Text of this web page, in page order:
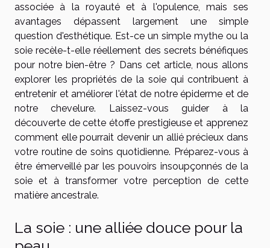
associée à la royauté et à l'opulence, mais ses
avantages dépassent largement une simple
question d'esthétique. Est-ce un simple mythe ou la
soie recèle-t-elle réellement des secrets bénéfiques
pour notre bien-être ? Dans cet article, nous allons
explorer les propriétés de la soie qui contribuent à
entretenir et améliorer l'état de notre épiderme et de
notre chevelure. Laissez-vous guider à la
découverte de cette étoffe prestigieuse et apprenez
comment elle pourrait devenir un allié précieux dans
votre routine de soins quotidienne. Préparez-vous à
être émerveillé par les pouvoirs insoupçonnés de la
soie et à transformer votre perception de cette
matière ancestrale.
La soie : une alliée douce pour la